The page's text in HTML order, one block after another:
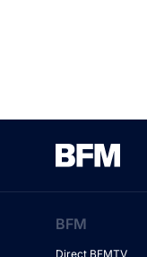
BFM
Direct BFMTV